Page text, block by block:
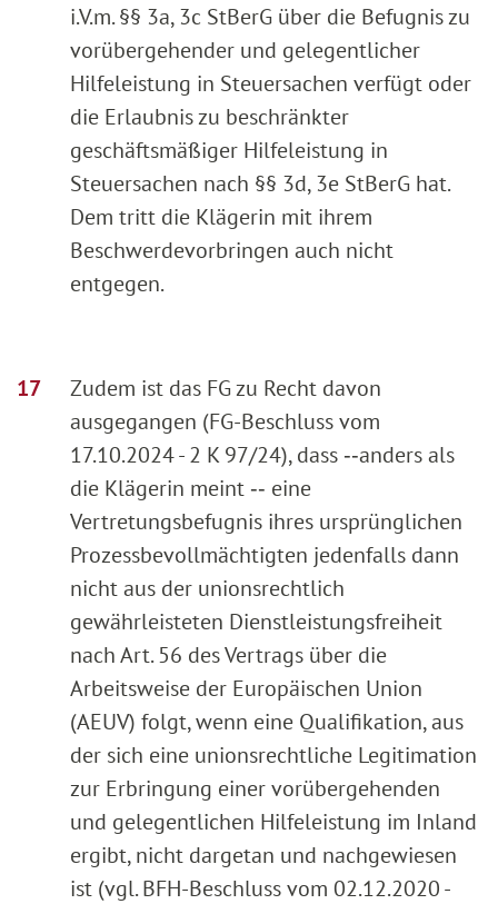
i.V.m. §§ 3a, 3c StBerG über die Befugnis zu
vorübergehender und gelegentlicher
Hilfeleistung in Steuersachen verfügt oder
die Erlaubnis zu beschränkter
geschäftsmäßiger Hilfeleistung in
Steuersachen nach §§ 3d, 3e StBerG hat.
Dem tritt die Klägerin mit ihrem
Beschwerdevorbringen auch nicht
entgegen.
Zudem ist das FG zu Recht davon
ausgegangen (FG-Beschluss vom
17.10.2024 - 2 K 97/24), dass ‑‑anders als
die Klägerin meint ‑‑ eine
Vertretungsbefugnis ihres ursprünglichen
Prozessbevollmächtigten jedenfalls dann
nicht aus der unionsrechtlich
gewährleisteten Dienstleistungsfreiheit
nach Art. 56 des Vertrags über die
Arbeitsweise der Europäischen Union
(AEUV) folgt, wenn eine Qualifikation, aus
der sich eine unionsrechtliche Legitimation
zur Erbringung einer vorübergehenden
und gelegentlichen Hilfeleistung im Inland
ergibt, nicht dargetan und nachgewiesen
ist (vgl. BFH-Beschluss vom 02.12.2020 -